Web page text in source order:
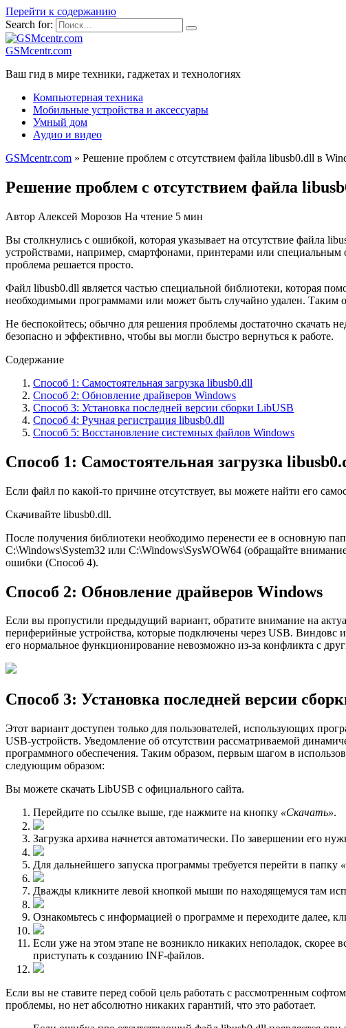
Перейти к содержанию
Search for:
GSMcentr.com
Ваш гид в мире техники, гаджетах и технологиях
Компьютерная техника
Мобильные устройства и аксессуары
Умный дом
Аудио и видео
GSMcentr.com » Решение проблем с отсутствием файла libusb0.dll в
Решение проблем с отсутствием файла
Автор Алексей Морозов На чтение 5 мин
Вы столкнулись с ошибкой, которая указывает на отсутствие файла
устройствами, например, смартфонами, принтерами или
проблема решается просто.
Файл libusb0.dll является частью специальной библиотеки, которая
необходимыми программами или может быть случайно удален. Таким
Не беспокойтесь; обычно для решения проблемы достаточно скачать
безопасно и эффективно, чтобы вы могли быстро вернуться к работе.
Содержание
Способ 1: Самостоятельная загрузка libusb0.dll
Способ 2: Обновление драйверов Windows
Способ 3: Установка последней версии сборки LibUSB
Способ 4: Ручная регистрация libusb0.dll
Способ 5: Восстановление системных файлов Windows
Способ 1: Самостоятельная загрузка
Если файл по какой-то причине отсутствует, вы можете найти его
Скачивайте libusb0.dll.
После получения библиотеки необходимо перенести ее в основную
C:\Windows\System32 или C:\Windows\SysWOW64 (обращайте
ошибки (Способ 4).
Способ 2: Обновление драйверов Windows
Если вы пропустили предыдущий вариант, обратите внимание на
периферийные устройства, которые подключены через USB. Виндовс
его нормальное функционирование невозможно из-за конфликта с
Способ 3: Установка последней версии
Этот вариант доступен только для пользователей, использующих
USB-устройств. Уведомление об отсутствии рассматриваемой
программного обеспечения. Таким образом, первым шагом в
следующим образом:
Вы можете скачать LibUSB с официального сайта.
Перейдите по ссылке выше, где нажмите на кнопку «Скачать».
Загрузка архива начнется автоматически. По завершении его
Для дальнейшего запуска программы требуется перейти в папку
Дважды кликните левой кнопкой мыши по находящемуся там
Ознакомьтесь с информацией о программе и переходите далее,
Если уже на этом этапе не возникло никаких неполадок,
приступать к созданию INF-файлов.
Если вы не стaвите перед собой цель работать с рассмотренным
проблемы, но нет абсолютно никаких гарантий, что это работает.